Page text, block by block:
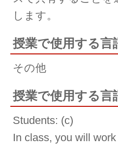
します。
授業で使用する言
その他
授業で使用する言
Students: (c)
In class, you will